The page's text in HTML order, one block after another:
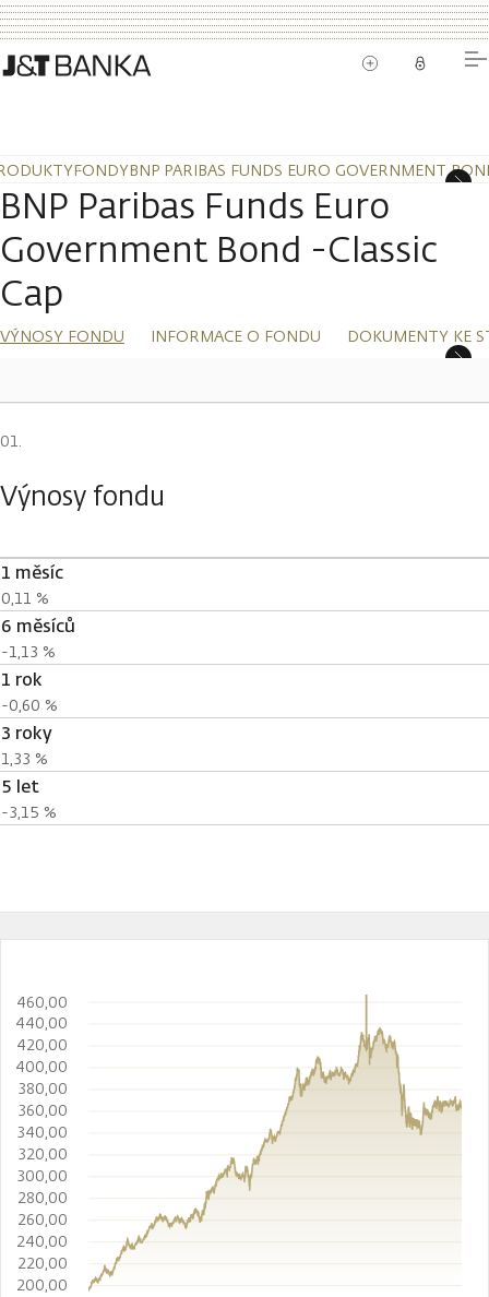
FONDYBNP PARIBAS FUNDS EURO GOVERNMENT
BNP Paribas Funds Euro
Government Bond -Classic
Cap
VÝNOSY FONDU INFORMACE O FONDU DOKUMENTY KE
Výnosy fondu
1 měsíc
0,11 %
6 měsíců
-1,13 %
1 rok
-0,60 %
3 roky
1,33 %
5 let
-3,15 %
200,00
220,00
240,00
260,00
280,00
300,00
320,00
340,00
360,00
380,00
400,00
420,00
440,00
460,00